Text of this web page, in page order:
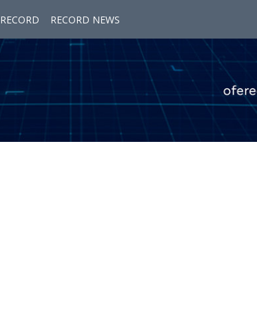
RECORD RECORD NEWS